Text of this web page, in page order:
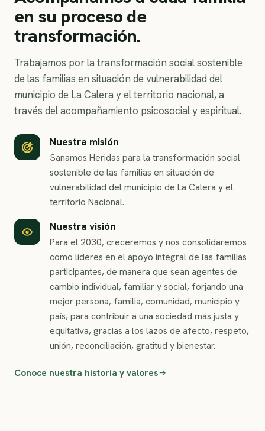
en su proceso de
transformación.
Trabajamos por la transformación social sostenible
de las familias en situación de vulnerabilidad del
municipio de La Calera y el territorio nacional, a
través del acompañamiento psicosocial y espiritual.
Nuestra misión
Sanamos Heridas para la transformación social
sostenible de las familias en situación de
vulnerabilidad del municipio de La Calera y el
territorio Nacional.
Nuestra visión
Para el 2030, creceremos y nos consolidaremos
como líderes en el apoyo integral de las familias
participantes, de manera que sean agentes de
cambio individual, familiar y social, forjando una
mejor persona, familia, comunidad, municipio y
país, para contribuir a una sociedad más justa y
equitativa, gracias a los lazos de afecto, respeto,
unión, reconciliación, gratitud y bienestar.
Conoce nuestra historia y valores